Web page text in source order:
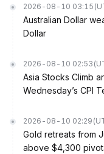
2026-08-10 03:15
Australian Dollar
Dollar
2026-08-10 02:53
Asia Stocks Climb
Wednesday’s CPI
2026-08-10 02:29
Gold retreats from
above $4,300